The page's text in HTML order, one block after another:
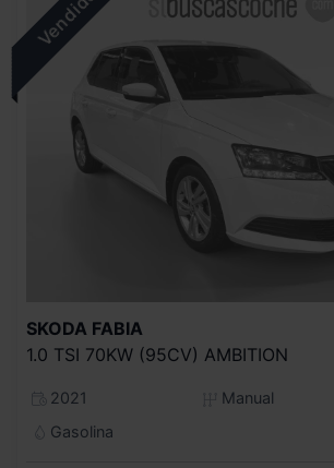
SKODA FABIA
1.0 TSI 70KW (95CV) AMBITION
2021
Manual
Gasolina